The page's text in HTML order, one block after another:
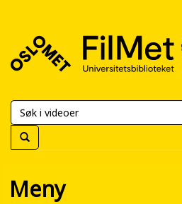
FilMet
Meny